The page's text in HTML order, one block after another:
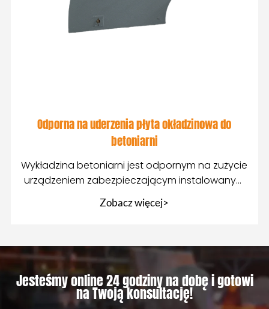
Odporna na uderzenia płyta okładzinowa do
betoniarni
Wykładzina betoniarni jest odpornym na zużycie
urządzeniem zabezpieczającym instalowanym
w mieszalniku
Zobacz więcej>
Jesteśmy online 24 godziny na dobę i gotowi
na Twoją konsultację!